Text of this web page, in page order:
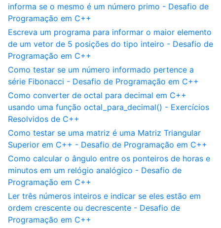
informa se o mesmo é um número primo - Desafio de
Programação em C++
Escreva um programa para informar o maior elemento
de um vetor de 5 posições do tipo inteiro - Desafio de
Programação em C++
Como testar se um número informado pertence a
série Fibonacci - Desafio de Programação em C++
Como converter de octal para decimal em C++
usando uma função octal_para_decimal() - Exercícios
Resolvidos de C++
Como testar se uma matriz é uma Matriz Triangular
Superior em C++ - Desafio de Programação em C++
Como calcular o ângulo entre os ponteiros de horas e
minutos em um relógio analógico - Desafio de
Programação em C++
Ler três números inteiros e indicar se eles estão em
ordem crescente ou decrescente - Desafio de
Programação em C++